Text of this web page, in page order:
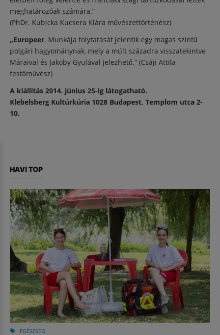
meghatározóak számára.”
(PhDr. Kubicka Kucsera Klára művészettörténész)
„Europeer. Munkája folytatását jelentik egy magas szintű
polgári hagyománynak, mely a múlt századra visszatekintve
Máraival és Jakoby Gyulával jelezhető.” (Csáji Attila
festőművész)
A kiállítás 2014. június 25-ig látogatható.
Klebelsberg Kultúrkúria 1028 Budapest, Templom utca 2-
10.
HAVI TOP
EGÉSZSÉG